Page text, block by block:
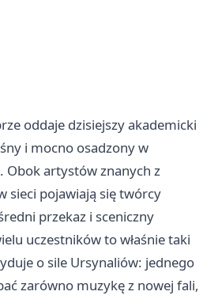
oddaje dzisiejszy akademicki
i mocno osadzony w
artystów znanych z
sieci pojawiają się twórcy
przekaz i sceniczny
uczestników to właśnie taki
o sile Ursynaliów: jednego
zarówno muzykę z nowej fali,